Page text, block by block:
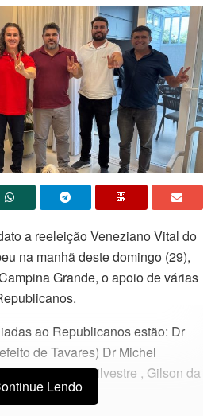
a reeleição Veneziano Vital do
na manhã deste domingo (29),
Grande, o apoio de várias
ao Republicanos estão: Dr
de Tavares) Dr Michel
Wilson do Silvestre , Gilson da
Lendo